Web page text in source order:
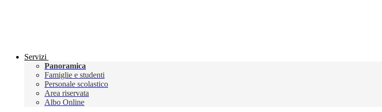
Servizi
Panoramica
Famiglie e studenti
Personale scolastico
Area riservata
Albo Online